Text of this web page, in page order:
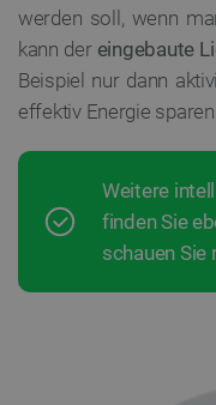
werden soll, wenn
kann der eingebaute
Beispiel nur dann
effektiv Energie sparen.
Weitere
finden Sie
schauen Sie